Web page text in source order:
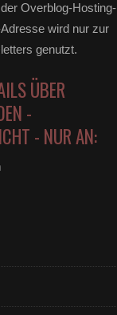
Overblog-Hosting-
wird nur zur
genutzt.
ÜBER
-
- NUR AN: